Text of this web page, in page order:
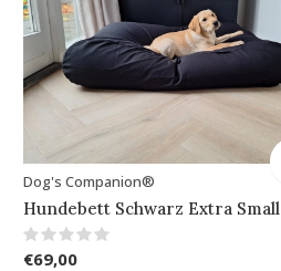
Dog's Companion®
Hundebett Schwarz Extra Small
€69,00